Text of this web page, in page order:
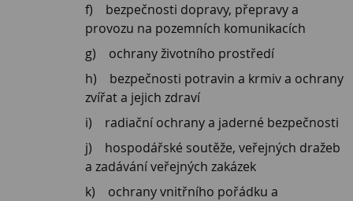
bezpečnosti dopravy, přepravy a
provozu na pozemních komunikacích
ochrany životního prostředí
bezpečnosti potravin a krmiv a ochrany
zvířat a jejich zdraví
radiační ochrany a jaderné bezpečnosti
hospodářské soutěže, veřejných dražeb
a zadávání veřejných zakázek
ochrany vnitřního pořádku a